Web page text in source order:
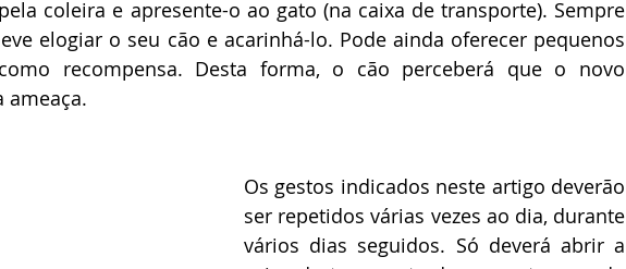
coleira e apresente-o ao gato (na caixa de transporte). Sempre
elogiar o seu cão e acarinhá-lo. Pode ainda oferecer pequenos
recompensa. Desta forma, o cão perceberá que o novo
Os gestos indicados neste artigo deverão
ser repetidos várias vezes ao dia, durante
vários dias seguidos. Só deverá abrir a